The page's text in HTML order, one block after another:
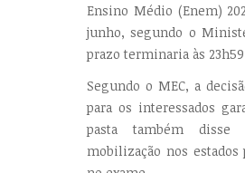
Ensino Médio (Enem)
junho, segundo o
prazo terminaria às
Segundo o MEC, a
para os interessados
pasta também
mobilização nos